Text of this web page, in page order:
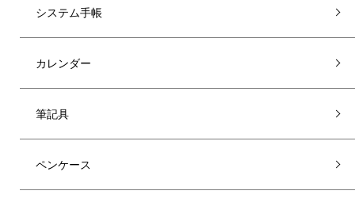
システム手帳
カレンダー
筆記具
ペンケース